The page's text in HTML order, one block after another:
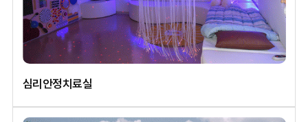
심리안정치료실